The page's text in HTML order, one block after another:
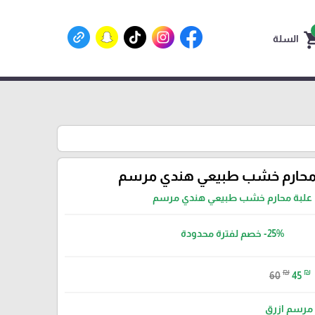
السلة
محارم خشب طبيعي هندي مرسم
علبة محارم خشب طبيعي هندي مرسم
-25% خصم لفترة محدودة
60 ₪ 45 ₪
مرسم ازرق